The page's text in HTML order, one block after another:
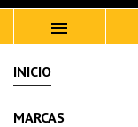

INICIO
MARCAS